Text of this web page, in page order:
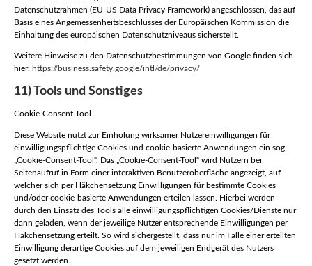
Datenschutzrahmen (EU-US Data Privacy Framework) angeschlossen, das auf
Basis eines Angemessenheitsbeschlusses der Europäischen Kommission die
Einhaltung des europäischen Datenschutzniveaus sicherstellt.
Weitere Hinweise zu den Datenschutzbestimmungen von Google finden sich
hier: https://business.safety.google/intl /de/privacy/
11) Tools und Sonstiges
Cookie-Consent-Tool
Diese Website nutzt zur Einholung wirksamer Nutzereinwilligungen für
einwilligungspflichtige Cookies und cookie-basierte Anwendungen ein sog.
„Cookie-Consent-Tool“. Das „Cookie-Consent-Tool“ wird Nutzern bei
Seitenaufruf in Form einer interaktiven Benutzeroberfläche angezeigt, auf
welcher sich per Häkchensetzung Einwilligungen für bestimmte Cookies
und/oder cookie-basierte Anwendungen erteilen lassen. Hierbei werden
durch den Einsatz des Tools alle einwilligungspflichtigen Cookies/Dienste nur
dann geladen, wenn der jeweilige Nutzer entsprechende Einwilligungen per
Häkchensetzung erteilt. So wird sichergestellt, dass nur im Falle einer erteilten
Einwilligung derartige Cookies auf dem jeweiligen Endgerät des Nutzers
gesetzt werden.